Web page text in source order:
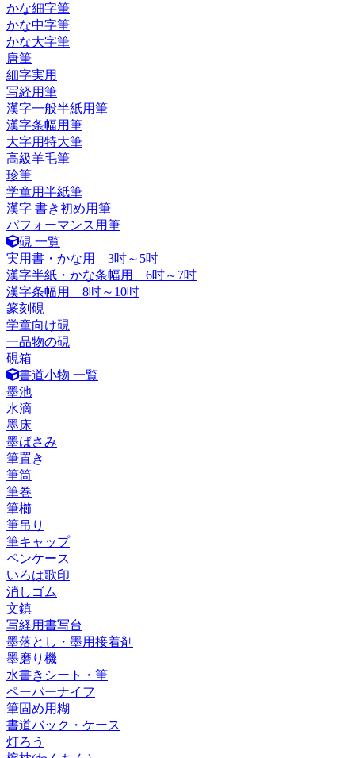
かな細字筆
かな中字筆
かな大字筆
唐筆
細字実用
写経用筆
漢字一般半紙用筆
漢字条幅用筆
大字用特大筆
高級羊毛筆
珍筆
学童用半紙筆
漢字 書き初め用筆
パフォーマンス用筆
硯 一覧
実用書・かな用 3吋～5吋
漢字半紙・かな条幅用 6吋～7吋
漢字条幅用 8吋～10吋
篆刻硯
学童向け硯
一品物の硯
硯箱
書道小物 一覧
墨池
水滴
墨床
墨ばさみ
筆置き
筆筒
筆巻
筆櫛
筆吊り
筆キャップ
ペンケース
いろは歌印
消しゴム
文鎮
写経用書写台
墨落とし・墨用接着剤
墨磨り機
水書きシート・筆
ペーパーナイフ
筆固め用糊
書道バック・ケース
灯ろう